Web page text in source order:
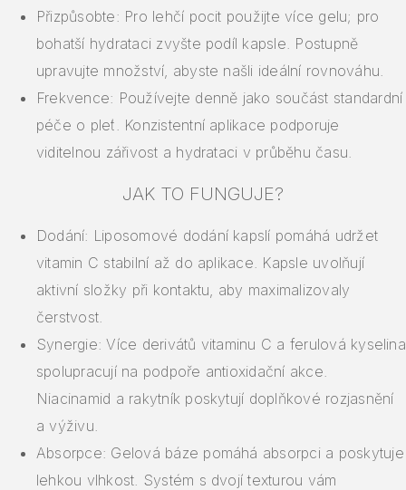
Přizpůsobte: Pro lehčí pocit použijte více gelu; pro
bohatší hydrataci zvyšte podíl kapsle. Postupně
upravujte množství, abyste našli ideální rovnováhu.
Frekvence: Používejte denně jako součást standardní
péče o pleť. Konzistentní aplikace podporuje
viditelnou zářivost a hydrataci v průběhu času.
JAK TO FUNGUJE?
Dodání: Liposomové dodání kapslí pomáhá udržet
vitamin C stabilní až do aplikace. Kapsle uvolňují
aktivní složky při kontaktu, aby maximalizovaly
čerstvost.
Synergie: Více derivátů vitaminu C a ferulová kyselina
spolupracují na podpoře antioxidační akce.
Niacinamid a rakytník poskytují doplňkové rozjasnění
a výživu.
Absorpce: Gelová báze pomáhá absorpci a poskytuje
lehkou vlhkost. Systém s dvojí texturou vám